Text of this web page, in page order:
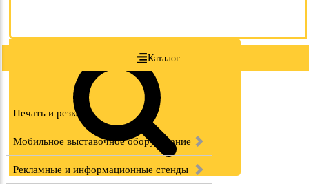
Каталог
Печать и резка
Мобильное выставочное оборудование
Рекламные и информационные стенды